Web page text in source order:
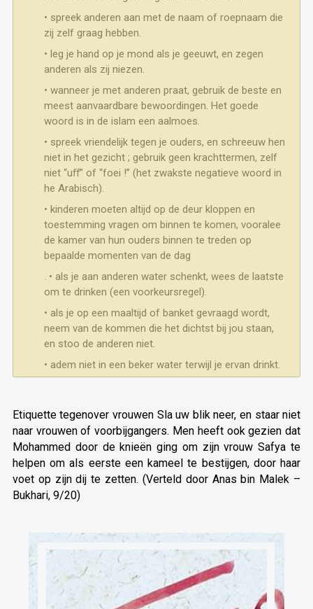
• spreek anderen aan met de naam of roepnaam die
zij zelf graag hebben.
• leg je hand op je mond als je geeuwt, en zegen
anderen als zij niezen.
• wanneer je met anderen praat, gebruik de beste en
meest aanvaardbare bewoordingen. Het goede
woord is in de islam een aalmoes.
• spreek vriendelijk tegen je ouders, en schreeuw hen
niet in het gezicht ; gebruik geen krachttermen, zelf
niet “uﬀ” of “foei !” (het zwakste negatieve woord in
he Arabisch).
• kinderen moeten altijd op de deur kloppen en
toestemming vragen om binnen te komen, vooralee
de kamer van hun ouders binnen te treden op
bepaalde momenten van de dag
. • als je aan anderen water schenkt, wees de laatste
om te drinken (een voorkeursregel).
• als je op een maaltijd of banket gevraagd wordt,
neem van de kommen die het dichtst bij jou staan,
en stoo de anderen niet.
• adem niet in een beker water terwijl je ervan drinkt.
Etiquette tegenover vrouwen Sla uw blik neer, en staar niet
naar vrouwen of voorbijgangers. Men heeft ook gezien dat
Mohammed door de knieën ging om zijn vrouw Safya te
helpen om als eerste een kameel te bestijgen, door haar
voet op zijn dij te zetten. (Verteld door Anas bin Malek –
Bukhari, 9/20)